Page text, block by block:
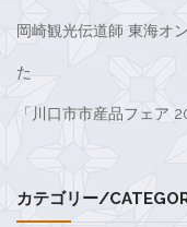
岡崎観光伝道師 東海オ
た
「川口市市産品フェア
カテゴリー/